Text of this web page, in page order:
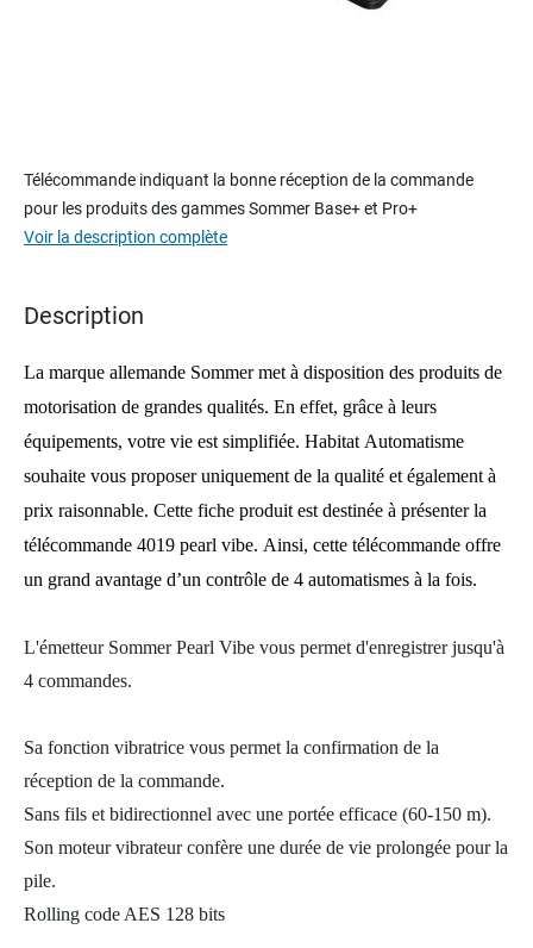
to
beginning
of
gallery
Télécommande indiquant la bonne réception de la commande
pour les produits des gammes Sommer Base+ et Pro+
Voir la description complète
Description
La marque allemande Sommer met à disposition des produits de
motorisation de grandes qualités. En effet, grâce à leurs
équipements, votre vie est simplifiée. Habitat Automatisme
souhaite vous proposer uniquement de la qualité et également à
prix raisonnable. Cette fiche produit est destinée à présenter la
télécommande 4019 pearl vibe. Ainsi, cette télécommande offre
un grand avantage d’un contrôle de 4 automatismes à la fois.
L'émetteur Sommer Pearl Vibe vous permet d'enregistrer jusqu'à
4 commandes.
Sa fonction vibratrice vous permet la confirmation de la
réception de la commande.
Sans fils et bidirectionnel avec une portée efficace (60-150 m).
Son moteur vibrateur confère une durée de vie prolongée pour la
pile.
Rolling code AES 128 bits